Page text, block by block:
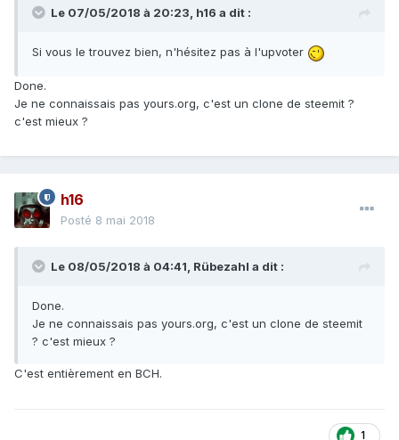
Le 07/05/2018 à 20:23, h16 a dit :
Si vous le trouvez bien, n'hésitez pas à l'upvoter
Done.
Je ne connaissais pas yours.org, c'est un clone de steemit ?
c'est mieux ?
h16
Posté 8 mai 2018
Le 08/05/2018 à 04:41, Rübezahl a dit :
Done.
Je ne connaissais pas yours.org, c'est un clone de steemit
? c'est mieux ?
C'est entièrement en BCH.
1